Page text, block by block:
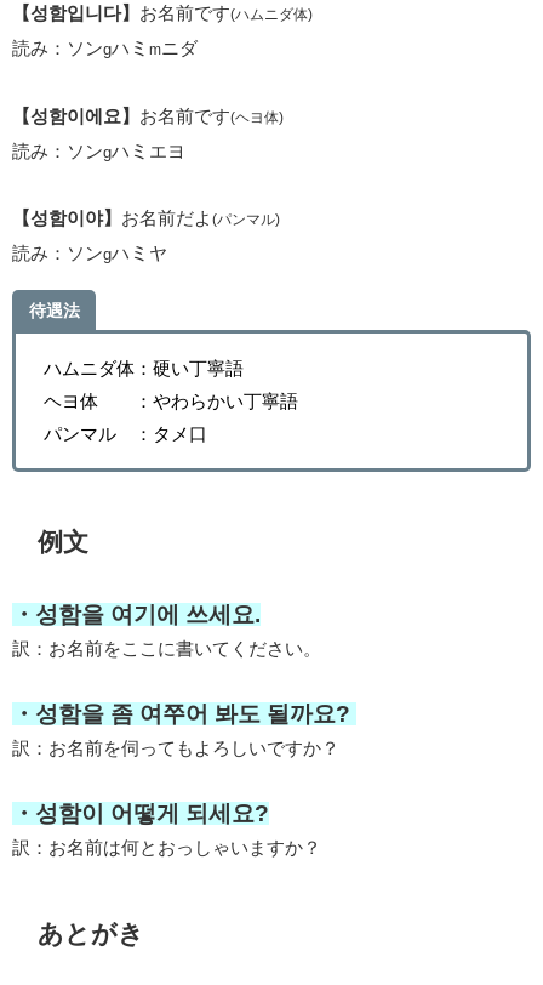
【성함입니다】 お名前です(ハムニダ体)
読み：ソンgハ ミ mニダ
【성함이에요】 お名前です(ヘヨ体)
読み：ソンgハ ミ エヨ
【성함이야】 お名前だよ (パンマル)
読み：ソンgハ ミ ヤ
待遇法
ハムニダ体：硬い丁寧語
ヘヨ体 ：やわらかい丁寧語
パンマル ：タメ口
例文
・성함을 여기에 쓰세요.
訳：お名前をここに書いてください。
・성함을 좀 여쭈어 봐도 될까요?
訳：お名前を伺ってもよろしいですか？
・성함이 어떻게 되세요?
訳：お名前は何とおっしゃいますか？
あとがき